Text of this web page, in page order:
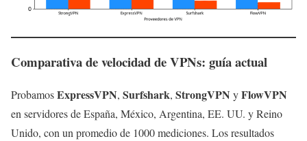
Comparativa de velocidad de VPNs: guía actual
ProbamosExpressVPN, Surfshark, StrongVPN yFlowVPN
en servidores de España, México, Argentina, EE. UU. y Reino
Unido, con un promedio de 1000 mediciones. Los resultados